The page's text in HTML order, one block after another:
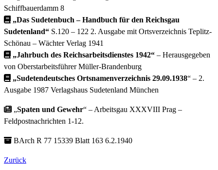
Schiffbauerdamm 8
„Das Sudetenbuch – Handbuch für den Reichsgau
Sudetenland“ S.120 – 122 2. Ausgabe mit Ortsverzeichnis Teplitz-
Schönau – Wächter Verlag 1941
„Jahrbuch des Reichsarbeitsdienstes 1942“ – Herausgegeben
von Oberstarbeitsführer Müller-Brandenburg
„Sudetendeutsches Ortsnamenverzeichnis 29.09.1938“ – 2.
Ausgabe 1987 Verlagshaus Sudetenland München
„Spaten und Gewehr“ – Arbeitsgau XXXVIII Prag –
Feldpostnachrichten 1-12.
BArch R 77 15339 Blatt 163 6.2.1940
Zurück